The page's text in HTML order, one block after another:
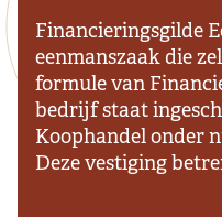
Financieringsgilde
eenmanszaak die
formule van
bedrijf staat
Koophandel onder
Deze vestiging